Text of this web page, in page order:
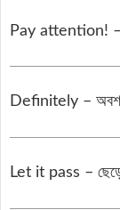
Pay attention! –
Definitely –
Let it pass –